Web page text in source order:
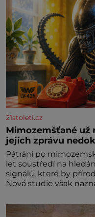
21stoleti.cz
Mimozemšťané už
jejich zprávu
Pátrání po
let soustředí na
signálů, které by
Nová studie však